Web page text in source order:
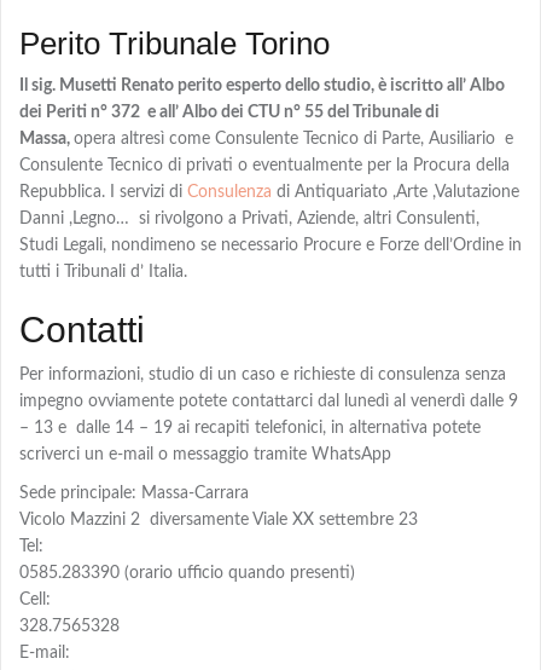
Perito Tribunale Torino
Il sig. Musetti Renato perito esperto dello studio, è iscritto all’ Albo
dei Periti n° 372 e all’ Albo dei CTU n° 55 del Tribunale di
Massa, opera altresì come Consulente Tecnico di Parte, Ausiliario e
Consulente Tecnico di privati o eventualmente per la Procura della
Repubblica. I servizi di Consulenza di Antiquariato ,Arte ,Valutazione
Danni ,Legno… si rivolgono a Privati, Aziende, altri Consulenti,
Studi Legali, nondimeno se necessario Procure e Forze dell’Ordine in
tutti i Tribunali d’ Italia.
Contatti
Per informazioni, studio di un caso e richieste di consulenza senza
impegno ovviamente potete contattarci dal lunedì al venerdì dalle 9
– 13 e dalle 14 – 19 ai recapiti telefonici, in alternativa potete
scriverci un e-mail o messaggio tramite WhatsApp
Sede principale: Massa-Carrara
Vicolo Mazzini 2 diversamente Viale XX settembre 23
Tel:
0585.283390 (orario ufficio quando presenti)
Cell:
328.7565328
E-mail: